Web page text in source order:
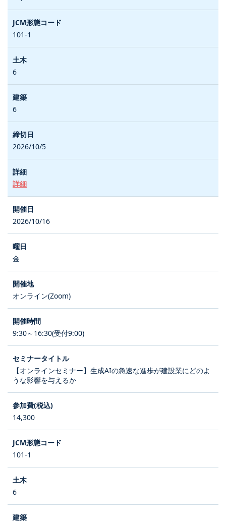
101-1
6
6
2026/10/5
詳細
2026/10/16
金
オンライン(Zoom)
9:30～16:30(受付9:00)
【オンラインセミナー】生成AIの急速な進歩が建設業にどのよ
うな影響を与えるか
14,300
101-1
6